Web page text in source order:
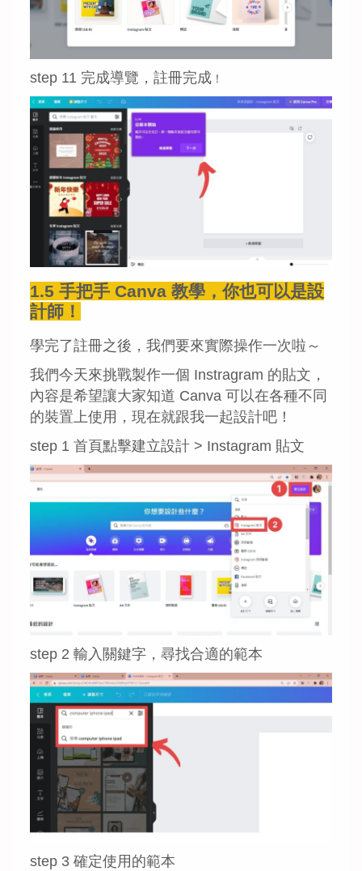
step 11 完成導覽，註冊完成 ！
1.5 手把手 Canva 教學，你也可以是設
計師！
學完了註冊之後，我們要來實際操作一次啦～
我們今天來挑戰製作一個 Instragram 的貼文，
內容是希望讓大家知道 Canva 可以在各種不同
的裝置上使用，現在就跟我一起設計吧！
step 1 首頁點擊建立設計 > Instagram 貼文
step 2 輸入關鍵字，尋找合適的範本
step 3 確定使用的範本